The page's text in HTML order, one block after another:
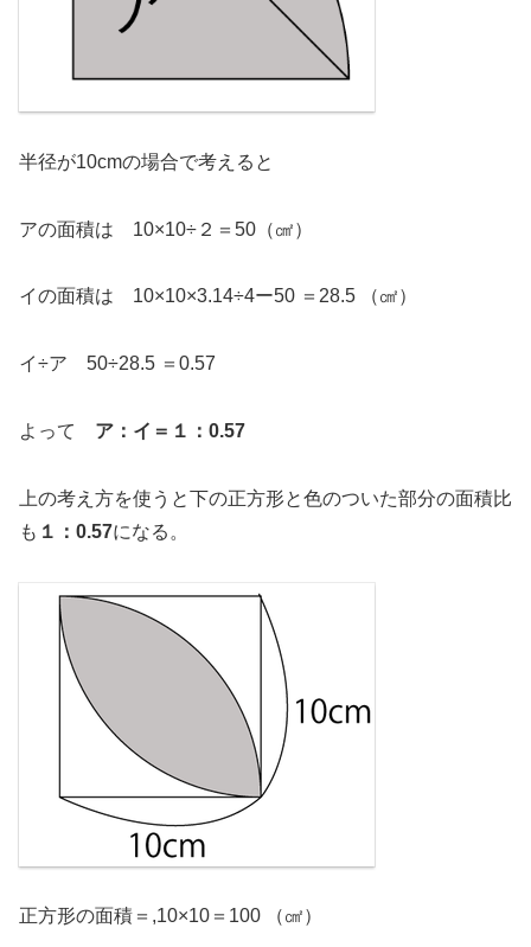
半径が10cmの場合で考えると
アの面積は 10×10÷２＝50（㎠）
イの面積は 10×10×3.14÷4ー50 ＝28.5 （㎠）
イ÷ア 50÷28.5 ＝0.57
よって ア：イ＝１：0.57
上の考え方を使うと下の正方形と色のついた部分の面積比
も １：0.57になる。
正方形の面積＝,10×10＝100 （㎠）